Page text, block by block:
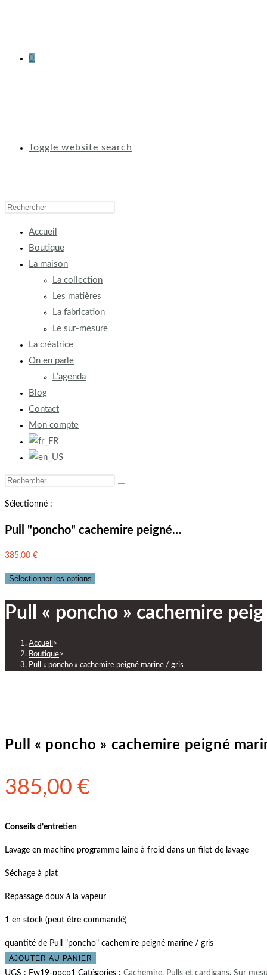
0
Toggle website search
Accueil
Boutique
La maison
La collection
Les matières
La fabrication
Le sur-mesure
La créatrice
On en parle
L’agenda
Blog
Contact
Mon compte
Sélectionné :
Pull "poncho" cachemire peigné…
385,00 €
Sélectionner les options
Pull « poncho » cachemire
Accueil >
Boutique>
Pull « poncho » cachemire peigné marine / gris
Pull « poncho » cachemire peigné
385,00 €
Conseils d’entretien
Lavage en machine programme laine à froid dans un filet de lavage
Séchage à plat
Repassage doux à la vapeur
1 en stock (peut être commandé)
quantité de Pull "poncho" cachemire peigné marine / gris
AJOUTER AU PANIER
UGS : Fw19-ppcp1 Catégories : Cachemire, Pulls et cardigans, Sur